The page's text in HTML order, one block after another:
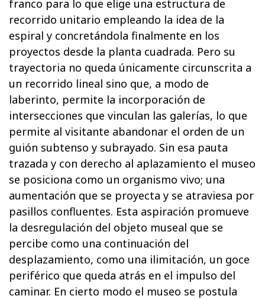
franco para lo que elige una estructura de
recorrido unitario empleando la idea de la
espiral y concretándola finalmente en los
proyectos desde la planta cuadrada. Pero su
trayectoria no queda únicamente circunscrita a
un recorrido lineal sino que, a modo de
laberinto, permite la incorporación de
intersecciones que vinculan las galerías, lo que
permite al visitante abandonar el orden de un
guión subtenso y subrayado. Sin esa pauta
trazada y con derecho al aplazamiento el museo
se posiciona como un organismo vivo; una
aumentación que se proyecta y se atraviesa por
pasillos confluentes. Esta aspiración promueve
la desregulación del objeto museal que se
percibe como una continuación del
desplazamiento, como una ilimitación, un goce
periférico que queda atrás en el impulso del
caminar. En cierto modo el museo se postula